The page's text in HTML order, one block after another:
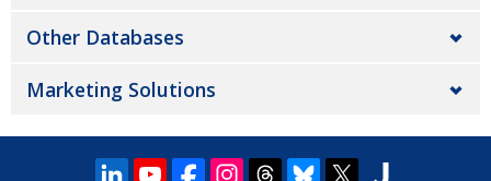
Other Databases
Marketing Solutions